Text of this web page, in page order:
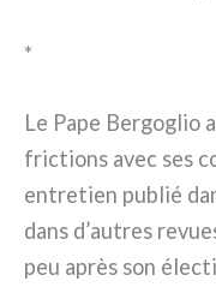
*
Le Pape Bergoglio
fric­tions avec ses
entre­tien publié
dans d’autres
peu après son